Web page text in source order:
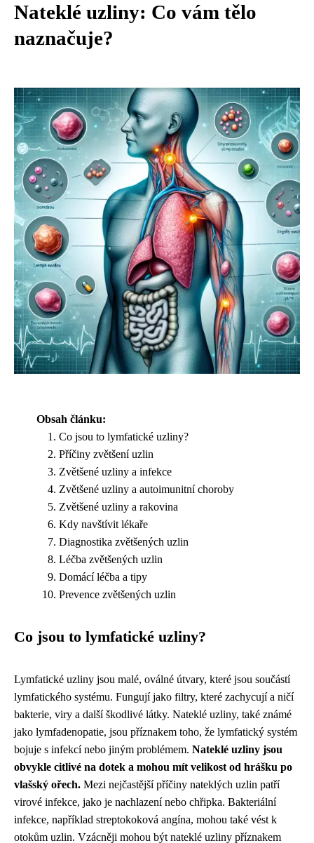
Nateklé uzliny: Co vám tělo
naznačuje?
Obsah článku:
Co jsou to lymfatické uzliny?
Příčiny zvětšení uzlin
Zvětšené uzliny a infekce
Zvětšené uzliny a autoimunitní choroby
Zvětšené uzliny a rakovina
Kdy navštívit lékaře
Diagnostika zvětšených uzlin
Léčba zvětšených uzlin
Domácí léčba a tipy
Prevence zvětšených uzlin
Co jsou to lymfatické uzliny?
Lymfatické uzliny jsou malé, oválné útvary, které jsou součástí
lymfatického systému. Fungují jako filtry, které zachycují a ničí
bakterie, viry a další škodlivé látky. Nateklé uzliny, také známé
jako lymfadenopatie, jsou příznakem toho, že lymfatický systém
bojuje s infekcí nebo jiným problémem. Nateklé uzliny jsou
obvykle citlivé na dotek a mohou mít velikost od hrášku po
vlašský ořech. Mezi nejčastější příčiny nateklých uzlin patří
virové infekce, jako je nachlazení nebo chřipka. Bakteriální
infekce, například streptokoková angína, mohou také vést k
otokům uzlin. Vzácněji mohou být nateklé uzliny příznakem